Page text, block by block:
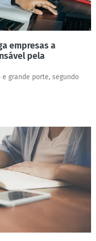
empresas a
pela
grande porte, segundo